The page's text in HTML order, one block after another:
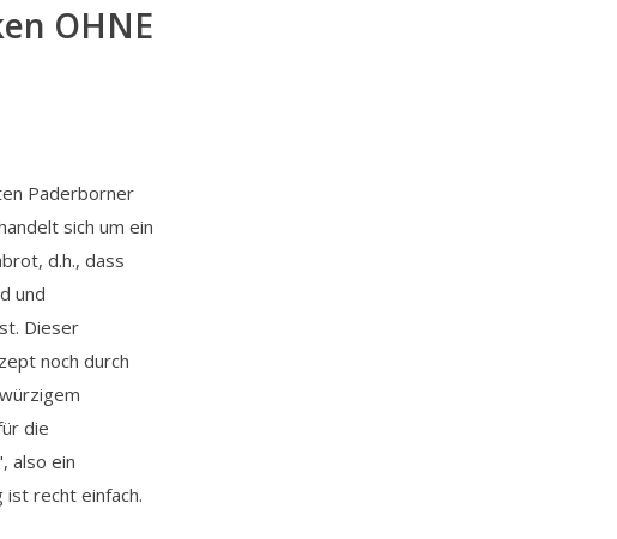
OHNE
Paderborner
sich um ein
d.h., dass
und
Dieser
noch durch
die
also ein
ist recht einfach.